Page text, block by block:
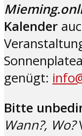
Kalender
genügt:
Bitte
Wann?, Wo?